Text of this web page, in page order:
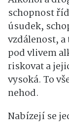
schopnost
úsudek,
vzdálenost,
pod vlivem
riskovat a
vysoká. To
nehod.
Nabízejí se